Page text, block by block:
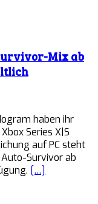
Mix ab
haben ihr
Series X|S
auf PC steht
Survivor ab
[…]